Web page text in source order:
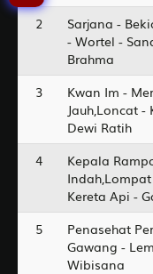
2
Sarjana -
- Wortel -
Brahma
3
Kwan Im -
Jauh,Loncat
Dewi Ratih
4
Kepala
Kereta Api -
5
Penasehat
Gawang -
Wibisana